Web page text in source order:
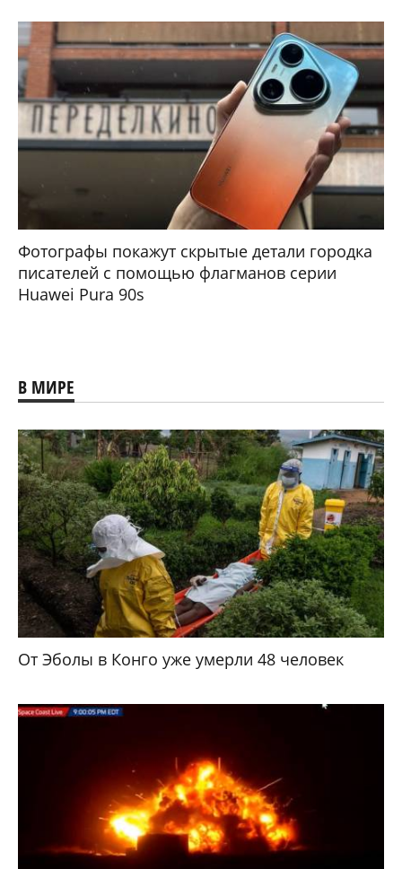
Фотографы покажут скрытые детали городка
писателей с помощью флагманов серии
Huawei Pura 90s
В МИРЕ
От Эболы в Конго уже умерли 48 человек